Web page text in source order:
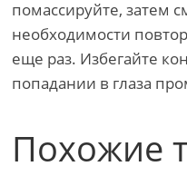
помассируйте, затем
необходимости
еще раз. Избегайте
попадании в глаза
Похожие